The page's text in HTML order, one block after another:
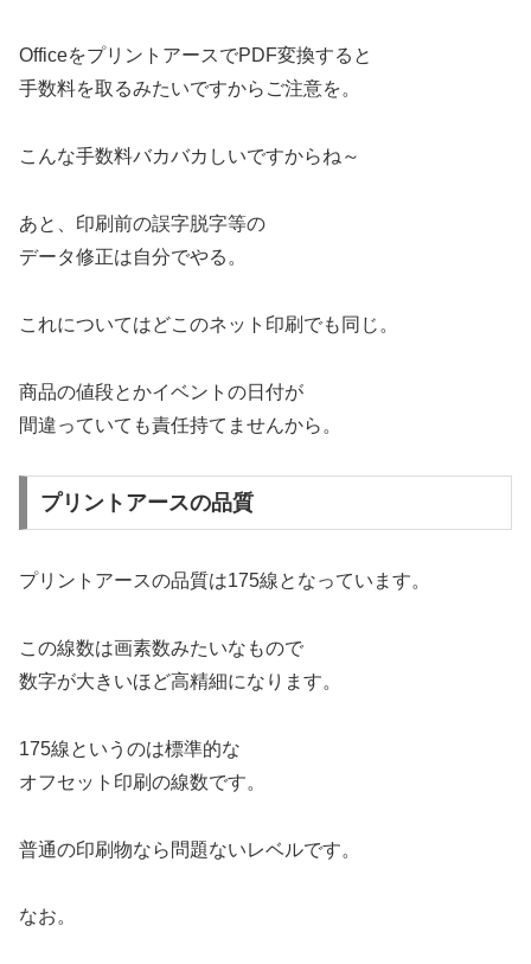
OfficeをプリントアースでPDF変換すると
手数料を取るみたいですからご注意を。
こんな手数料バカバカしいですからね～
あと、印刷前の誤字脱字等の
データ修正は自分でやる。
これについてはどこのネット印刷でも同じ。
商品の値段とかイベントの日付が
間違っていても責任持てませんから。
プリントアースの品質
プリントアースの品質は175線となっています。
この線数は画素数みたいなもので
数字が大きいほど高精細になります。
175線というのは標準的な
オフセット印刷の線数です。
普通の印刷物なら問題ないレベルです。
なお。